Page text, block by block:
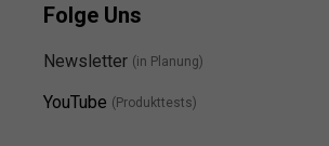
Folge Uns
Newsletter (in Planung)
YouTube (Produkttests)